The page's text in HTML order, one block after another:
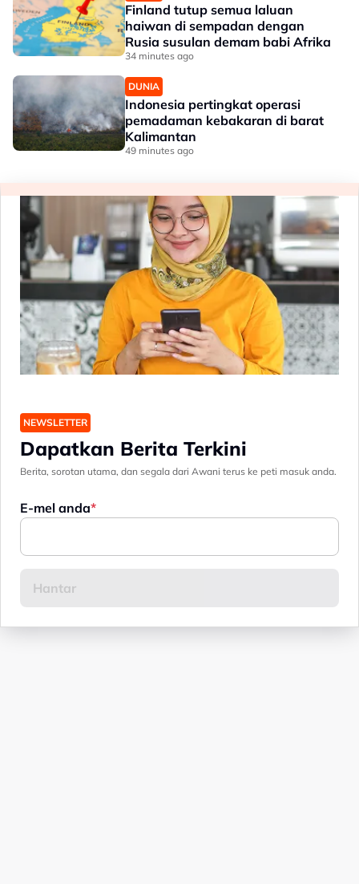
Finland tutup semua laluan
haiwan di sempadan dengan
Rusia susulan demam babi Afrika
34 minutes ago
DUNIA
Indonesia pertingkat operasi
pemadaman kebakaran di barat
Kalimantan
49 minutes ago
NEWSLETTER
Dapatkan Berita Terkini
Berita, sorotan utama, dan segala dari Awani terus ke peti masuk anda.
E-mel anda